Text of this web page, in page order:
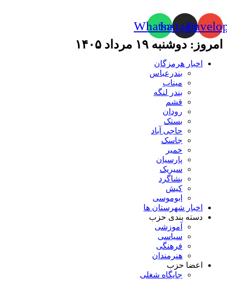
Instagram
Whatsapp
امروز: دوشنبه ۱۹ مرداد ۱۴۰۵
اخبار هرمزگان
بندرعباس
میناب
بندر لنگه
قشم
رودان
بستک
حاجی آباد
جاسک
خمیر
پارسیان
سیریک
بشاگرد
کیش
ابوموسی
اخبار شهرستان ها
دسته بندی حزب
آموزشی
سیاسی
فرهنگی
هنرمندان
اعضا حزب
جایگاه شغلی